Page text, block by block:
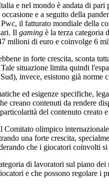
e nel mondo è andata di pari
e a seguito della
il fatturato mondiale della
Il gaming è la terza categoria
milioni di euro e coinvolge 6
in forte crescita, sconta
situazione limita quindi
invece, esistono già norme
ed esigenze specifiche,
creano contenuti da rendere
del contenuto creato
olimpico internazionale il
una forte crescita,
che i giocatori coinvolti
di lavoratori sul piano dei
e che possono regolare